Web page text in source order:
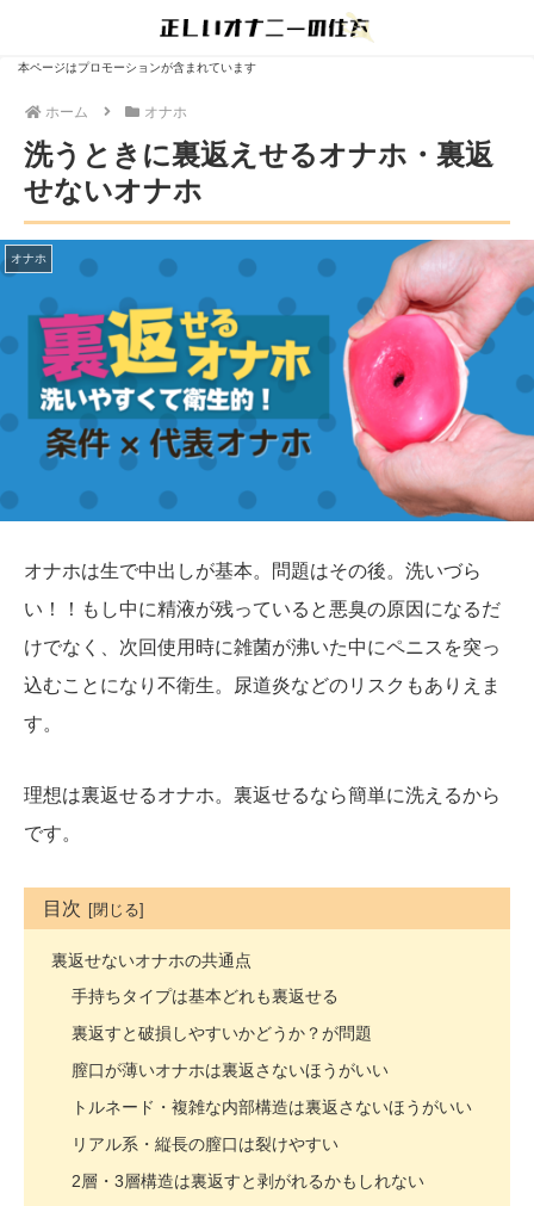
本ページはプロモーションが含まれています
ホーム オナホ
洗うときに裏返えせるオナホ・裏返
せないオナホ
オナホ
オナホは生で中出しが基本。問題はその後。洗いづら
い！！もし中に精液が残っていると悪臭の原因になるだ
けでなく、次回使用時に雑菌が沸いた中にペニスを突っ
込むことになり不衛生。尿道炎などのリスクもありえま
す。
理想は裏返せるオナホ。裏返せるなら簡単に洗えるから
です。
目次
裏返せないオナホの共通点
手持ちタイプは基本どれも裏返せる
裏返すと破損しやすいかどうか？が問題
膣口が薄いオナホは裏返さないほうがいい
トルネード・複雑な内部構造は裏返さないほうがいい
リアル系・縦長の膣口は裂けやすい
2層・3層構造は裏返すと剥がれるかもしれない